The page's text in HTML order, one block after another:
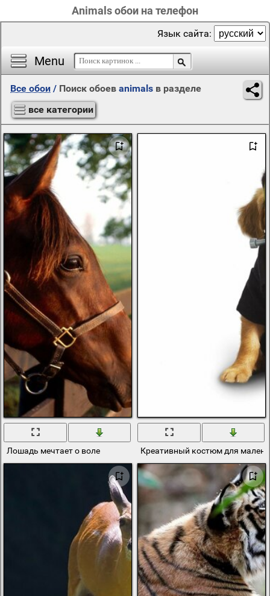
Animals обои на телефон
Menu
Язык сайта:
Все обои / Поиск обоев animals в разделе
все категории
Лошадь мечтает о воле Креативный костюм для